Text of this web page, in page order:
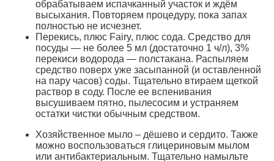
обрабатываем испачканный участок и ждём
высыхания. Повторяем процедуру, пока запах
полностью не исчезнет.
Перекись, плюс Fairy, плюс сода. Cредство для
посуды — не более 5 мл (достаточно 1 ч/л), 3%
перекиси водорода — полстакана. Распыляем
средство поверх уже засыпанной (и оставленной
на пару часов) соды. Тщательно втираем щеткой
раствор в соду. После ее вспенивания
высушиваем пятно, пылесосим и устраняем
остатки чистки обычным средством.
Хозяйственное мыло – дёшево и сердито. Также
можно воспользоваться глицериновым мылом
или антибактериальным. Тщательно намыльте